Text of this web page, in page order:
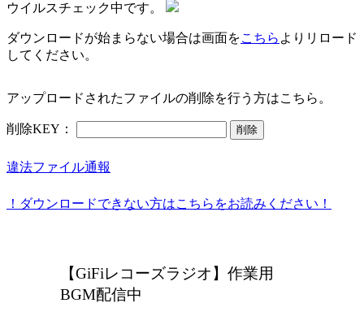
ウイルスチェック中です。
ダウンロードが始まらない場合は画面をこちら よりリロード
してください。
アップロードされたファイルの削除を行う方はこちら。
削除KEY： 削除
違法ファイル通報
！ダウンロードできない方はこちらをお読みください！
【GiFiレコーズラジオ】作業用
BGM配信中